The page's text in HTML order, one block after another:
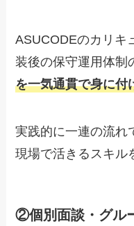
ASUCODEのカリキ
装後の保守運用体制
を一気通貫で身に付
実践的に一連の流れ
現場で活きるスキル
②個別面談・グル